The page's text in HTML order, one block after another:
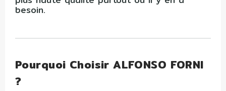
besoin.
Pourquoi Choisir ALFONSO FORNI
?